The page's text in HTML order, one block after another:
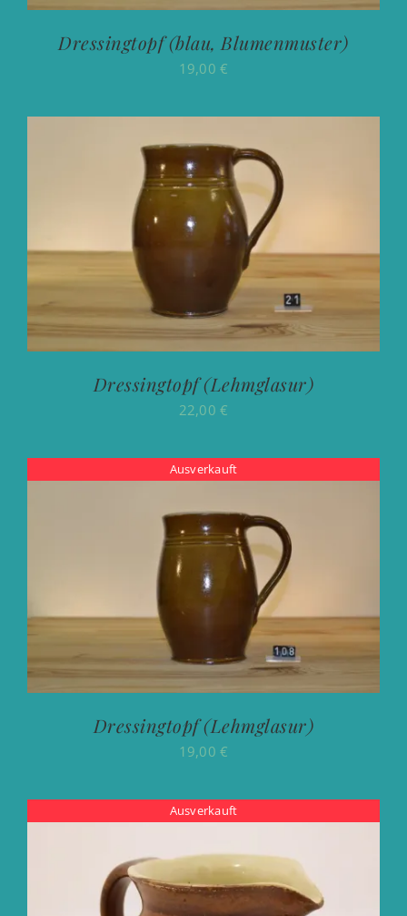
Dressingtopf (blau, Blumenmuster)
19,00€
Dressingtopf (Lehmglasur)
22,00€
Ausverkauft
Dressingtopf (Lehmglasur)
19,00€
Ausverkauft